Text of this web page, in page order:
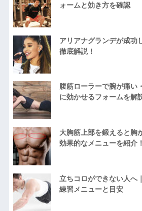
ォームと効き方を確認
アリアナグランデが成功
徹底解説！
腹筋ローラーで腕が痛い
に効かせるフォームを解
大胸筋上部を鍛えると胸
効果的なメニューを紹介！
立ちコロができない人へ
練習メニューと目安